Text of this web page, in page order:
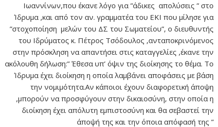
Ιωαννίνων,που έκανε λόγο για ”άδικες απολύσεις ” στο
Ίδρυμα ,και από τον αν. γραμματέα του ΕΚΙ που μίλησε για
”στοχοποίηση μελών του ΔΣ του Σωματείου”, ο διευθυντής
του Ιδρύματος κ. Πέτρος Τσόδουλος ,ανταποκρινόμενος
στην πρόσκληση να απαντήσει στις καταγγελίες ,έκανε την
ακόλουθη δήλωση:” Έθεσα υπ’ όψιν της διοίκησης το θέμα. Το
Ίδρυμα έχει διοίκηση η οποία λαμβάνει αποφάσεις με βάση
την νομιμότητα.Αν κάποιοι έχουν διαφορετική άποψη
,μπορούν να προσφύγουν στην δικαιοσύνη, στην οποία η
διοίκηση έχει απόλυτη εμπιστοσύνη και θα σεβαστεί την
άποψή της και την όποια απόφασή της ”